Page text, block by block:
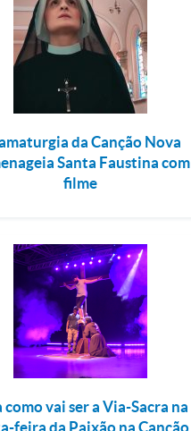
da Canção Nova
Santa Faustina com
filme
como vai ser a Via-Sacra na
feira da Paixão na Canção